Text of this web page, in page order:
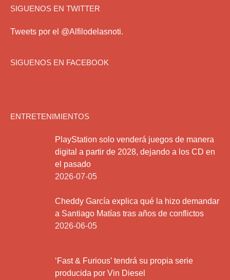
SIGUENOS EN TWITTER
Tweets por el @Alfilodelasnoti.
SIGUENOS EN FACEBOOK
ENTRETENIMIENTOS
PlayStation solo venderá juegos de manera
digital a partir de 2028, dejando a los CD en
el pasado
2026-07-05
Cheddy García explica qué la hizo demandar
a Santiago Matías tras años de conflictos
2026-06-05
‘Fast & Furious’ tendrá su propia serie
producida por Vin Diesel